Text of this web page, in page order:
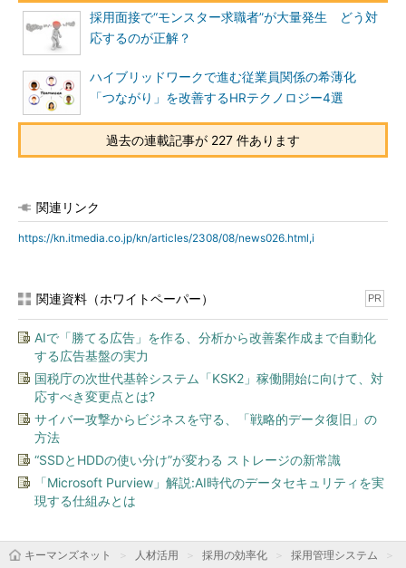
採用面接で“モンスター求職者”が大量発生 どう対
応するのが正解？
ハイブリッドワークで進む従業員関係の希薄化
「つながり」を改善するHRテクノロジー4選
過去の連載記事が 227 件あります
関連リンク
https://kn.itmedia.co.jp/kn/articles/2308/08/news026.html,i
関連資料（ホワイトペーパー） PR
AIで「勝てる広告」を作る、分析から改善案作成まで自動化
する広告基盤の実力
国税庁の次世代基幹システム「KSK2」稼働開始に向けて、対
応すべき変更点とは?
サイバー攻撃からビジネスを守る、「戦略的データ復旧」の
方法
“SSDとHDDの使い分け”が変わる ストレージの新常識
「Microsoft Purview」解説:AI時代のデータセキュリティを実
現する仕組みとは
キーマンズネット 人材活用 採用の効率化 採用管理システム